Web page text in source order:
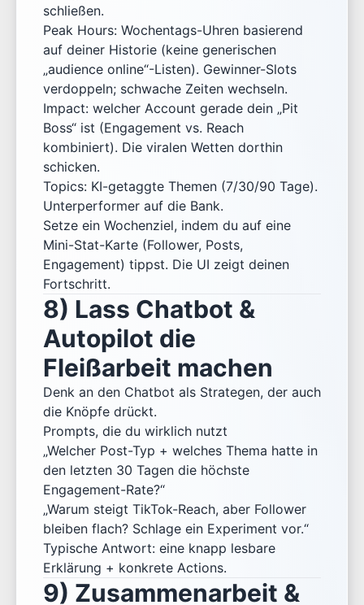
schließen.
Peak Hours: Wochentags-Uhren basierend
auf deiner Historie (keine generischen
„audience online“-Listen). Gewinner-Slots
verdoppeln; schwache Zeiten wechseln.
Impact: welcher Account gerade dein „Pit
Boss“ ist (Engagement vs. Reach
kombiniert). Die viralen Wetten dorthin
schicken.
Topics: KI-getaggte Themen (7/30/90 Tage).
Unterperformer auf die Bank.
Setze ein Wochenziel, indem du auf eine
Mini-Stat-Karte (Follower, Posts,
Engagement) tippst. Die UI zeigt deinen
Fortschritt.
8) Lass Chatbot &
Autopilot die
Fleißarbeit machen
Denk an den Chatbot als Strategen, der auch
die Knöpfe drückt.
Prompts, die du wirklich nutzt
„Welcher Post-Typ + welches Thema hatte in
den letzten 30 Tagen die höchste
Engagement-Rate?“
„Warum steigt TikTok-Reach, aber Follower
bleiben flach? Schlage ein Experiment vor.“
Typische Antwort: eine knapp lesbare
Erklärung + konkrete Actions.
9) Zusammenarbeit &